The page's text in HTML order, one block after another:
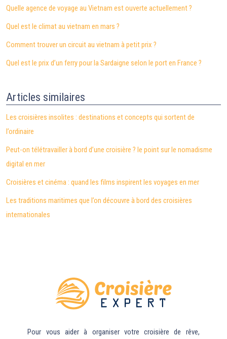
Quelle agence de voyage au Vietnam est ouverte actuellement ?
Quel est le climat au vietnam en mars ?
Comment trouver un circuit au vietnam à petit prix ?
Quel est le prix d’un ferry pour la Sardaigne selon le port en France ?
Articles similaires
Les croisières insolites : destinations et concepts qui sortent de
l’ordinaire
Peut-on télétravailler à bord d’une croisière ? le point sur le nomadisme
digital en mer
Croisières et cinéma : quand les films inspirent les voyages en mer
Les traditions maritimes que l’on découvre à bord des croisières
internationales
Pour vous aider à organiser votre croisière de rêve,